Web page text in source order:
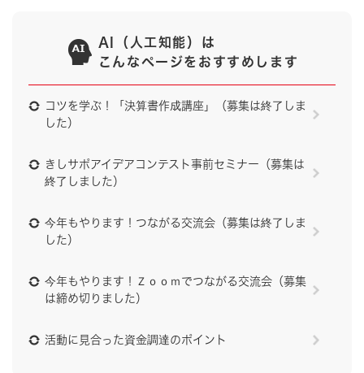
AI（人工知能）は
こんなページをおすすめします
コツを学ぶ！「決算書作成講座」（募集は終了しま
した）
きしサポアイデアコンテスト事前セミナー（募集は
終了しました）
今年もやります！つながる交流会（募集は終了しま
した）
今年もやります！Ｚｏｏｍでつながる交流会（募集
は締め切りました）
活動に見合った資金調達のポイント